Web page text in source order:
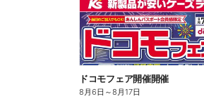
ドコモフェア開催開催
8月6日 ～8月17日